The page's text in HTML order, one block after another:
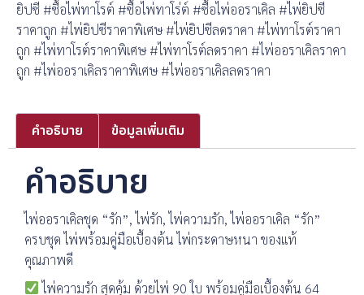
ยิปซี #ซื้อไพ่ทาโรต์ #ซื้อไพ่ทาโร่ต์ #ซื้อไพ่ออราเคิล #ไพ่ยิปซี
ราคาถูก #ไพ่ยิปซีราคาพิเศษ #ไพ่ยิปซีลดราคา #ไพ่ทาโรต์ราคา
ถูก #ไพ่ทาโรต์ราคาพิเศษ #ไพ่ทาโรต์ลดราคา #ไพ่ออราเคิลราคา
ถูก #ไพ่ออราเคิลราคาพิเศษ #ไพ่ออราเคิลลดราคา
คำอธิบาย ข้อมูลเพิ่มเติม
คำอธิบาย
ไพ่ออราเคิลชุด “รัก”, ไพ่รัก, ไพ่ความรัก, ไพ่ออราเคิล “รัก”
ครบชุด ไพ่พร้อมคู่มือเบื้องต้น ไพ่กระดาษหนา ของแท้
คุณภาพดี
ไพ่ความรัก สุดคุ้ม ด้วยไพ่ 90 ใบ พร้อมคู่มือเบื้องต้น 64